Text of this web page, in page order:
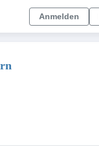
Anmelden